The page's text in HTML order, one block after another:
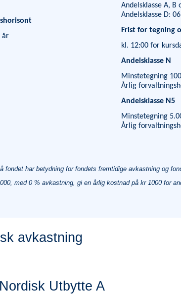
år
Andelsklasse A, B
Andelsklasse D:
Frist for tegning
kl. 12:00 for
Andelsklasse N
Minstetegning 100
Årlig
Andelsklasse N5
Minstetegning
Årlig
fondet har betydning for fondets fremtidige avkastning og
med 0 % avkastning, gi en årlig kostnad på kr 1000 for
avkastning
Utbytte A
Utbytte B
Utbytte C
Utbytte D
Utbytte N
Utbytte N5